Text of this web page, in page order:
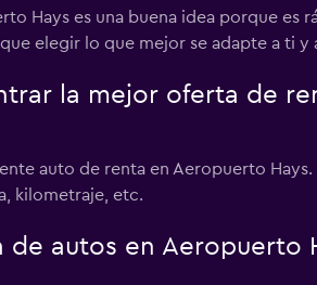
Hays es una buena idea porque
elegir lo que mejor se adapte a ti y
la mejor oferta de
auto de renta en Aeropuerto
kilometraje, etc.
autos en Aeropuerto